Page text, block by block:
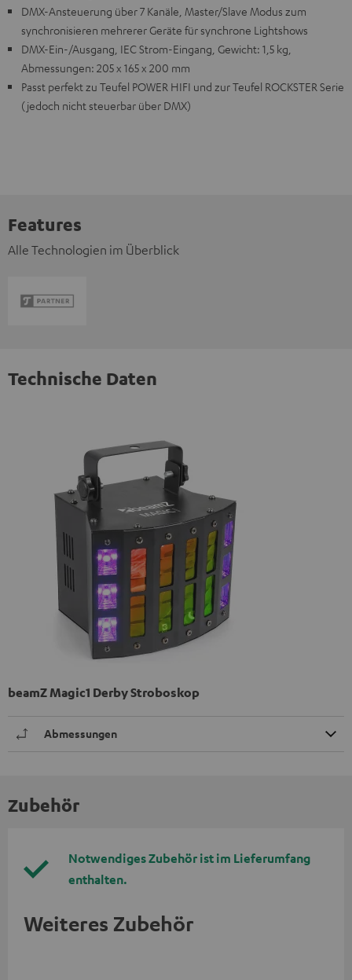
DMX-Ansteuerung über 7 Kanäle, Master/Slave Modus zum
synchronisieren mehrerer Geräte für synchrone Lightshows
DMX-Ein-/Ausgang, IEC Strom-Eingang, Gewicht: 1,5 kg,
Abmessungen: 205 x 165 x 200 mm
Passt perfekt zu Teufel POWER HIFI und zur Teufel ROCKSTER Serie
(jedoch nicht steuerbar über DMX)
Features
Alle Technologien im Überblick
Technische Daten
beamZ Magic1 Derby Stroboskop
Abmessungen
Zubehör
Notwendiges Zubehör ist im Lieferumfang
enthalten.
Weiteres Zubehör